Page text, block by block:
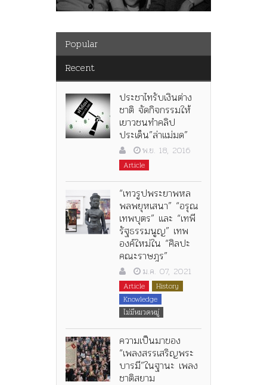
Popular
Recent
ประชาไทรับเงินต่าง
ชาติ จัดกิจกรรมให้
เยาวชนทำคลิป
ประเด็น”ล่าแม่มด”
พ.ย. 18, 2016
Article
“เทวรูปพระยาพหล
พลพยุหเสนา” “อรุณ
เทพบุตร” และ “เทพี
รัฐธรรมนูญ” เทพ
องค์ใหม่ใน “ศิลปะ
คณะราษฎร”
ม.ค. 07, 2021
Article
History
Knowledge
ไม่มีหมวดหมู่
ความเป็นมาของ
“เพลงสรรเสริญพระ
บารมี”ในฐานะ เพลง
ชาติสยาม